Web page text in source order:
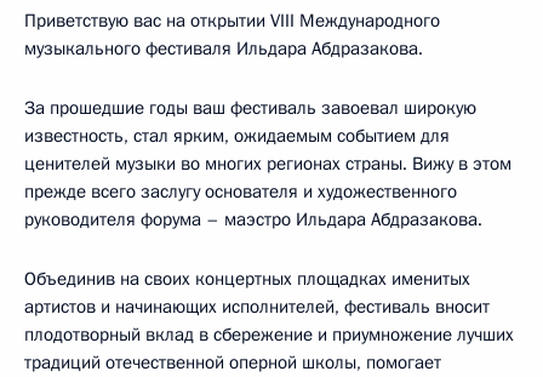
Приветствую вас на открытии VIII Международного
музыкального фестиваля Ильдара Абдразакова.
За прошедшие годы ваш фестиваль завоевал широкую
известность, стал ярким, ожидаемым событием для
ценителей музыки во многих регионах страны. Вижу в этом
прежде всего заслугу основателя и художественного
руководителя форума – маэстро Ильдара Абдразакова.
Объединив на своих концертных площадках именитых
артистов и начинающих исполнителей, фестиваль вносит
плодотворный вклад в сбережение и приумножение лучших
традиций отечественной оперной школы, помогает